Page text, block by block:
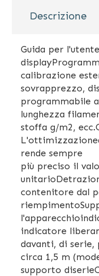
Descrizione
Guida per
calibrazione
sovrapprezzo,
programmabile
lunghezza
stoffa g/m2,
rende sempre
più preciso il
contenitore dal
indicatore
davanti, di serie,
circa 1,5 m
supporto